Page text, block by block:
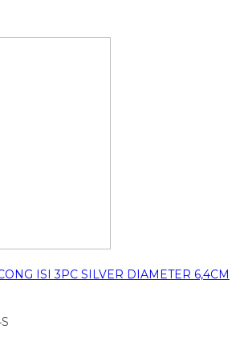
ISI 3PC SILVER DIAMETER 6,4CM